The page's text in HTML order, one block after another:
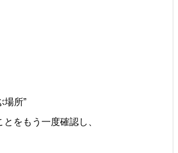
場所”
をもう一度確認し、